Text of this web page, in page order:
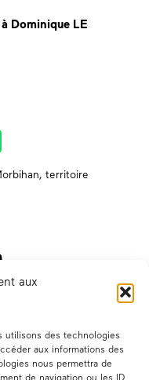
aux
utilisons des technologies
aux informations des
nous permettra de
de navigation ou les ID
Dominique LE
, territoire